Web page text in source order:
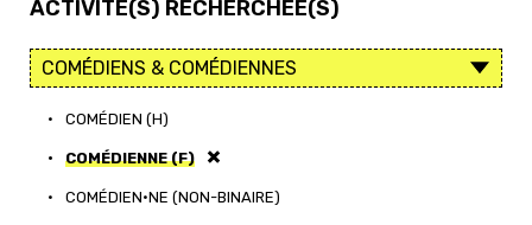
ACTIVITÉ(S) RECHERCHÉE(S)
• COMÉDIEN (H)
• COMÉDIENNE (F)
• COMÉDIEN·NE (NON-BINAIRE)